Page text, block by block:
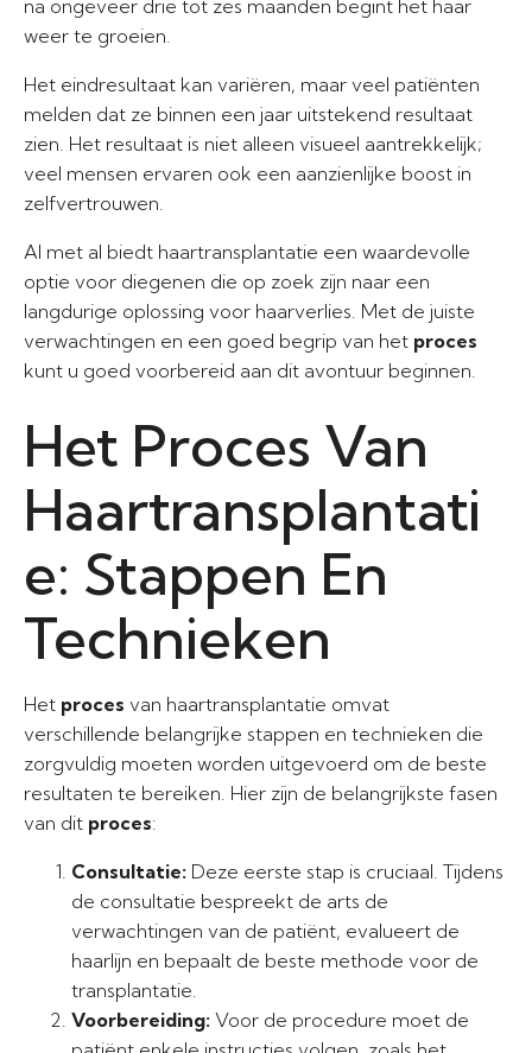
na ongeveer drie tot zes maanden begint het haar
weer te groeien.
Het eindresultaat kan variëren, maar veel patiënten
melden dat ze binnen een jaar uitstekend resultaat
zien. Het resultaat is niet alleen visueel aantrekkelijk;
veel mensen ervaren ook een aanzienlijke boost in
zelfvertrouwen.
Al met al biedt haartransplantatie een waardevolle
optie voor diegenen die op zoek zijn naar een
langdurige oplossing voor haarverlies. Met de juiste
verwachtingen en een goed begrip van het proces
kunt u goed voorbereid aan dit avontuur beginnen.
Het Proces Van
Haartransplantati
e: Stappen En
Technieken
Het proces van haartransplantatie omvat
verschillende belangrijke stappen en technieken die
zorgvuldig moeten worden uitgevoerd om de beste
resultaten te bereiken. Hier zijn de belangrijkste fasen
van dit proces:
Consultatie: Deze eerste stap is cruciaal. Tijdens
de consultatie bespreekt de arts de
verwachtingen van de patiënt, evalueert de
haarlijn en bepaalt de beste methode voor de
transplantatie.
Voorbereiding: Voor de procedure moet de